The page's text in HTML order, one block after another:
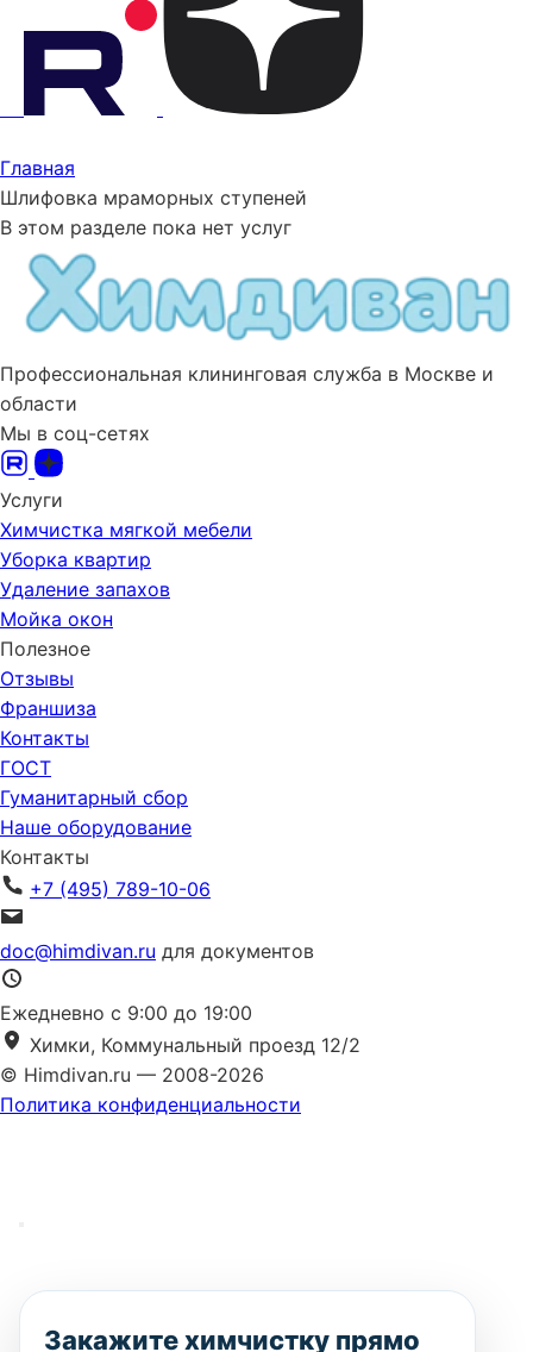
Главная
Шлифовка мраморных ступеней
В этом разделе пока нет услуг
Профессиональная клининговая служба в Москве и
области
Мы в соц-сетях
Услуги
Химчистка мягкой мебели
Уборка квартир
Удаление запахов
Мойка окон
Полезное
Отзывы
Франшиза
Контакты
ГОСТ
Гуманитарный сбор
Наше оборудование
Контакты
+7 (495) 789-10-06
doc@himdivan.ru для документов
Ежедневно с 9:00 до 19:00
Химки, Коммунальный проезд 12/2
© Himdivan.ru — 2008-2026
Политика конфиденциальности
Закажите химчистку прямо